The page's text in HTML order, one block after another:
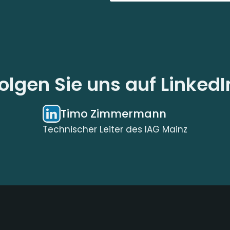
Sie uns auf
Timo Zimmermann
Technischer Leiter des IAG Mainz